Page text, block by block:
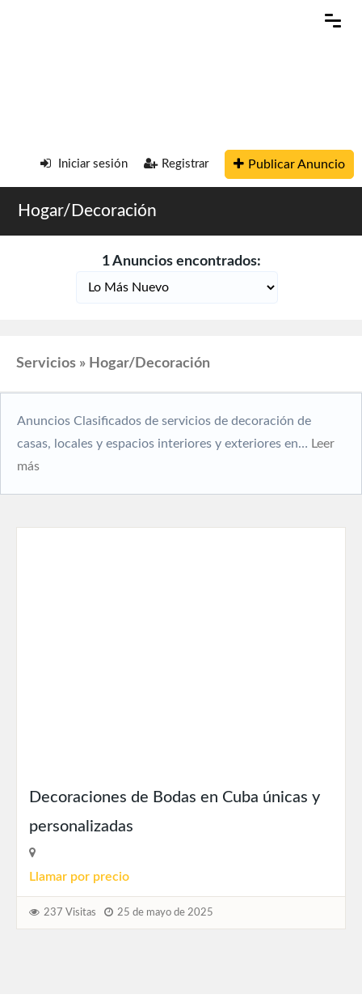
Iniciar sesión Registrar Publicar Anuncio
Hogar/Decoración
1 Anuncios encontrados:
Servicios » Hogar/Decoración
Anuncios Clasificados de servicios de decoración de
casas, locales y espacios interiores y exteriores en… Leer
más
Decoraciones de Bodas en Cuba únicas y
personalizadas
Llamar por precio
237 Visitas 25 de mayo de 2025